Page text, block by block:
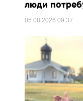
люди
05.08.202609:37